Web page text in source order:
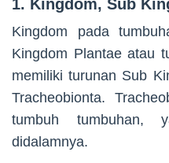
1. Kingdom, Sub
Kingdom pada
Kingdom Plantae atau
memiliki turunan Sub
Tracheobionta.
tumbuh tumbuhan,
didalamnya.